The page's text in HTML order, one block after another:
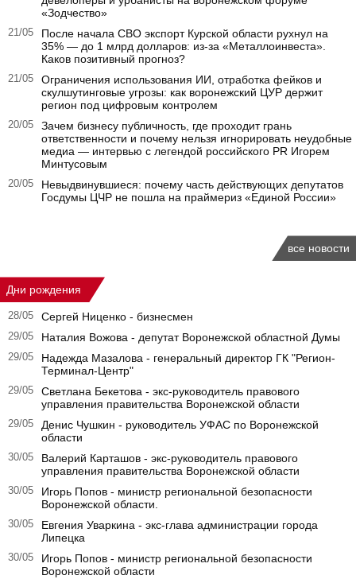
«Зодчество»
21/05
После начала СВО экспорт Курской области рухнул на
35% — до 1 млрд долларов: из-за «Металлоинвеста».
Каков позитивный прогноз?
21/05
Ограничения использования ИИ, отработка фейков и
скулшутинговые угрозы: как воронежский ЦУР держит
регион под цифровым контролем
20/05
Зачем бизнесу публичность, где проходит грань
ответственности и почему нельзя игнорировать неудобные
медиа — интервью с легендой российского PR Игорем
Минтусовым
20/05
Невыдвинувшиеся: почему часть действующих депутатов
Госдумы ЦЧР не пошла на праймериз «Единой России»
все новости
Дни рождения
28/05 Сергей Ниценко - бизнесмен
29/05 Наталия Вожова - депутат Воронежской областной Думы
29/05
Надежда Мазалова - генеральный директор ГК "Регион-
Терминал-Центр"
29/05
Светлана Бекетова - экс-руководитель правового
управления правительства Воронежской области
29/05
Денис Чушкин - руководитель УФАС по Воронежской
области
30/05
Валерий Карташов - экс-руководитель правового
управления правительства Воронежской области
30/05
Игорь Попов - министр региональной безопасности
Воронежской области.
30/05
Евгения Уваркина - экс-глава администрации города
Липецка
30/05
Игорь Попов - министр региональной безопасности
Воронежской области